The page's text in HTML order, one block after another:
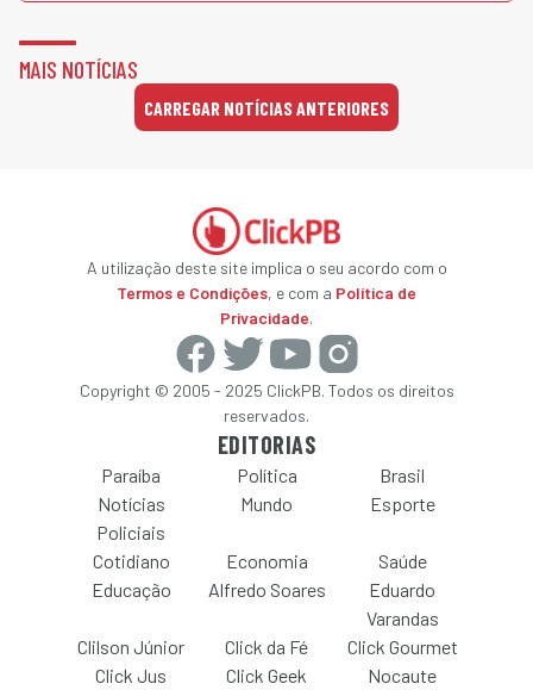
MAIS NOTÍCIAS
CARREGAR NOTÍCIAS ANTERIORES
A utilização deste site implica o seu acordo com o
Termos e Condições, e com a Política de
Privacidade.
Copyright © 2005 - 2025 ClickPB. Todos os direitos
reservados.
EDITORIAS
Paraíba Política
Brasil
Notícias
Policiais
Mundo Esporte
Cotidiano Economia
Saúde
Educação
Alfredo Soares
Eduardo
Varandas
Clilson Júnior
Click da Fé
Click Gourmet
Click Jus
Click Geek Nocaute